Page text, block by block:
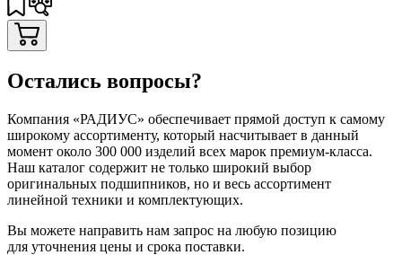
Остались вопросы?
Компания «РАДИУС» обеспечивает прямой доступ к самому
широкому ассортименту, который насчитывает в данный
момент около 300 000 изделий всех марок премиум-класса.
Наш каталог содержит не только широкий выбор
оригинальных подшипников, но и весь ассортимент
линейной техники и комплектующих.
Вы можете направить нам запрос на любую позицию
для уточнения цены и срока поставки.